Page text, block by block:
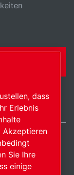
dass
Erlebnis
Akzeptieren
Sie Ihre
einige